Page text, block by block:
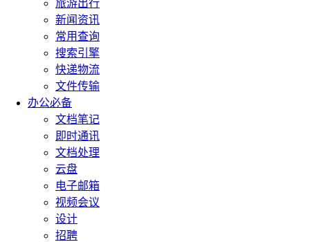
旅游出行
新闻资讯
常用查询
搜索引擎
快递物流
文件传输
办公必备
文档笔记
即时通讯
文档处理
云盘
电子邮箱
视频会议
设计
招聘